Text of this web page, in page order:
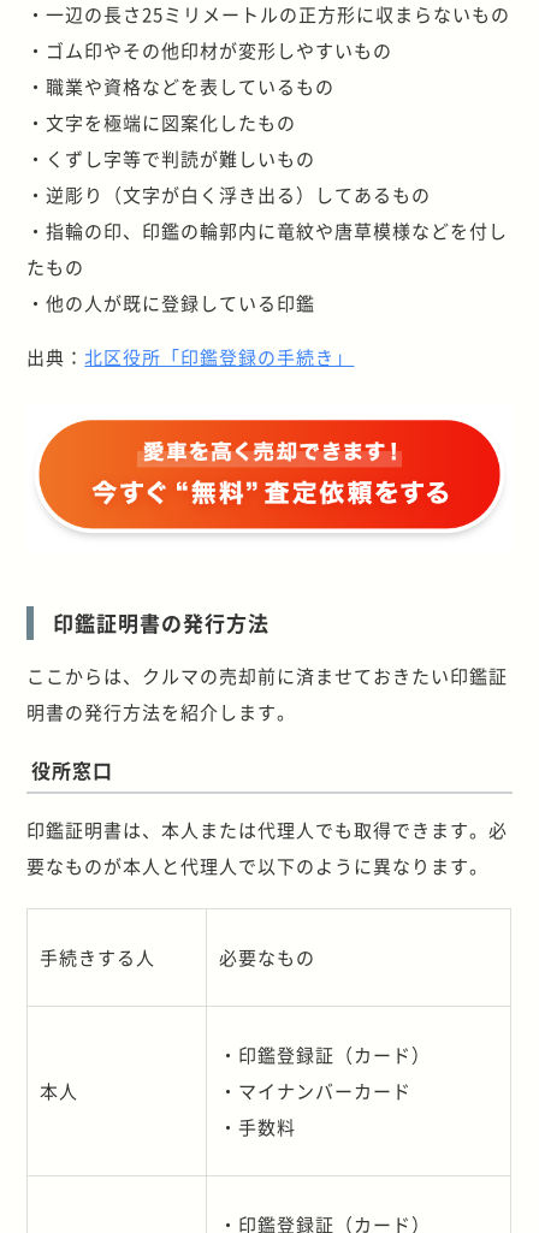
・一辺の長さ25ミリメートルの正方形に収まらないもの
・ゴム印やその他印材が変形しやすいもの
・職業や資格などを表しているもの
・文字を極端に図案化したもの
・くずし字等で判読が難しいもの
・逆彫り（文字が白く浮き出る）してあるもの
・指輪の印、印鑑の輪郭内に竜紋や唐草模様などを付し
たもの
・他の人が既に登録している印鑑
出典：北区役所「印鑑登録の手続き」
印鑑証明書の発行方法
ここからは、クルマの売却前に済ませておきたい印鑑証
明書の発行方法を紹介します。
役所窓口
印鑑証明書は、本人または代理人でも取得できます。必
要なものが本人と代理人で以下のように異なります。
手続きする人 必要なもの
本人
・印鑑登録証（カード）
・マイナンバーカード
・手数料
・印鑑登録証（カード）